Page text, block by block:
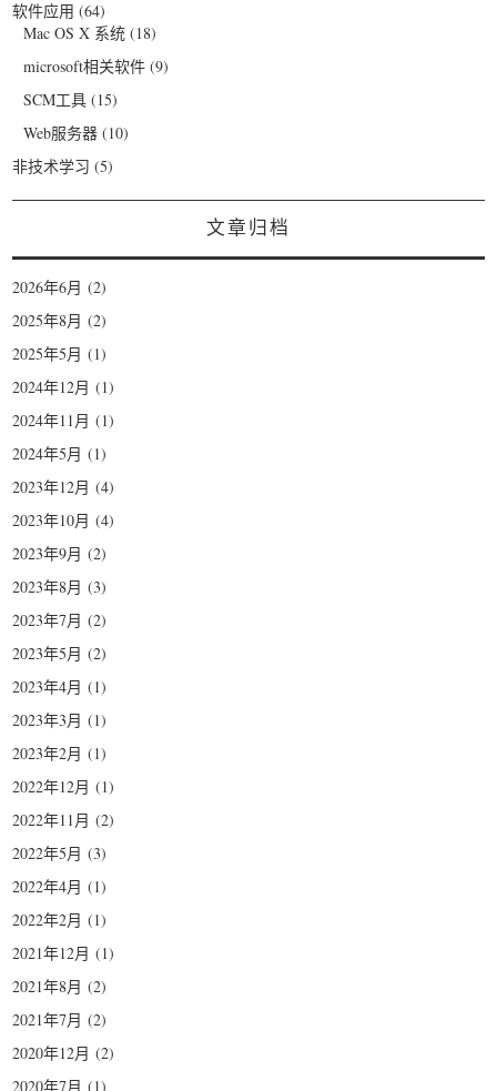
软件应用 (64)
Mac OS X 系统 (18)
microsoft相关软件 (9)
SCM工具 (15)
Web服务器 (10)
非技术学习 (5)
文章归档
2026年6月 (2)
2025年8月 (2)
2025年5月 (1)
2024年12月 (1)
2024年11月 (1)
2024年5月 (1)
2023年12月 (4)
2023年10月 (4)
2023年9月 (2)
2023年8月 (3)
2023年7月 (2)
2023年5月 (2)
2023年4月 (1)
2023年3月 (1)
2023年2月 (1)
2022年12月 (1)
2022年11月 (2)
2022年5月 (3)
2022年4月 (1)
2022年2月 (1)
2021年12月 (1)
2021年8月 (2)
2021年7月 (2)
2020年12月 (2)
2020年7月 (1)